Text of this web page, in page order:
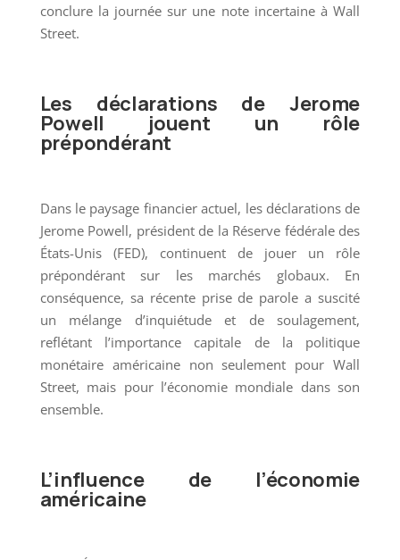
conclure la journée sur une note incertaine à Wall
Street.
Les déclarations de Jerome
Powell jouent un rôle
prépondérant
Dans le paysage financier actuel, les déclarations de
Jerome Powell, président de la Réserve fédérale des
États-Unis (FED), continuent de jouer un rôle
prépondérant sur les marchés globaux. En
conséquence, sa récente prise de parole a suscité
un mélange d’inquiétude et de soulagement,
reflétant l’importance capitale de la politique
monétaire américaine non seulement pour Wall
Street, mais pour l’économie mondiale dans son
ensemble.
L’influence de l’économie
américaine